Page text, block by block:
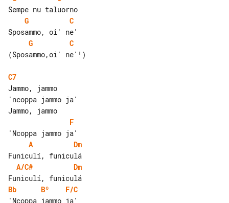
G
C
G
C
(Sposammo,oi' ne'!)
C7
Jammo, jammo
'ncoppa jammo ja'
F
A
Dm
A/C#
Dm
Bb
Bº
F/C